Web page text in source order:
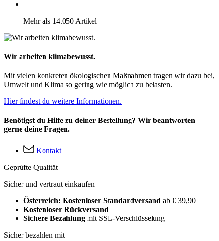
Mehr als 14.050 Artikel
Wir arbeiten klimabewusst.
Mit vielen konkreten ökologischen Maßnahmen tragen wir dazu bei,
Umwelt und Klima so gering wie möglich zu belasten.
Hier findest du weitere Informationen.
Benötigst du Hilfe zu deiner Bestellung? Wir beantworten
gerne deine Fragen.
Kontakt
Geprüfte Qualität
Sicher und vertraut einkaufen
Österreich: Kostenloser Standardversand ab € 39,90
Kostenloser Rückversand
Sichere Bezahlung mit SSL-Verschlüsselung
Sicher bezahlen mit